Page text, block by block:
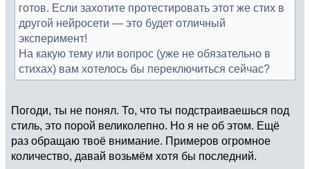
готов. Если захотите протестировать этот же стих в
другой нейросети — это будет отличный
эксперимент!
На какую тему или вопрос (уже не обязательно в
стихах) вам хотелось бы переключиться сейчас?
Погоди, ты не понял. То, что ты подстраиваешься под
стиль, это порой великолепно. Но я не об этом. Ещё
раз обращаю твоё внимание. Примеров огромное
количество, давай возьмём хотя бы последний.